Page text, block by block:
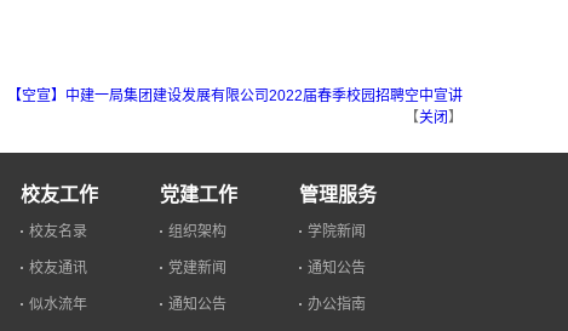
【空宣】中建一局集团建设发展有限公司2022届春季校园招聘空中宣讲
【关闭 】
校友工作
校友名录
校友通讯
似水流年
党建工作
组织架构
党建新闻
通知公告
管理服务
学院新闻
通知公告
办公指南